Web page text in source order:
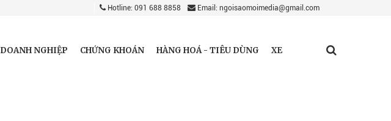
Hotline: 091 688 8858 Email: ngoisaomoimedia@gmail.com
DOANH NGHIỆP CHỨNG KHOÁN HÀNG HOÁ - TIÊU DÙNG XE